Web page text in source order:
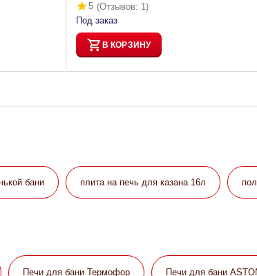
5 (Отзывов: 1)
Под заказ
В КОРЗИНУ
бани плита на печь для казана 16л
Печи для бани Термофор Печи для бани